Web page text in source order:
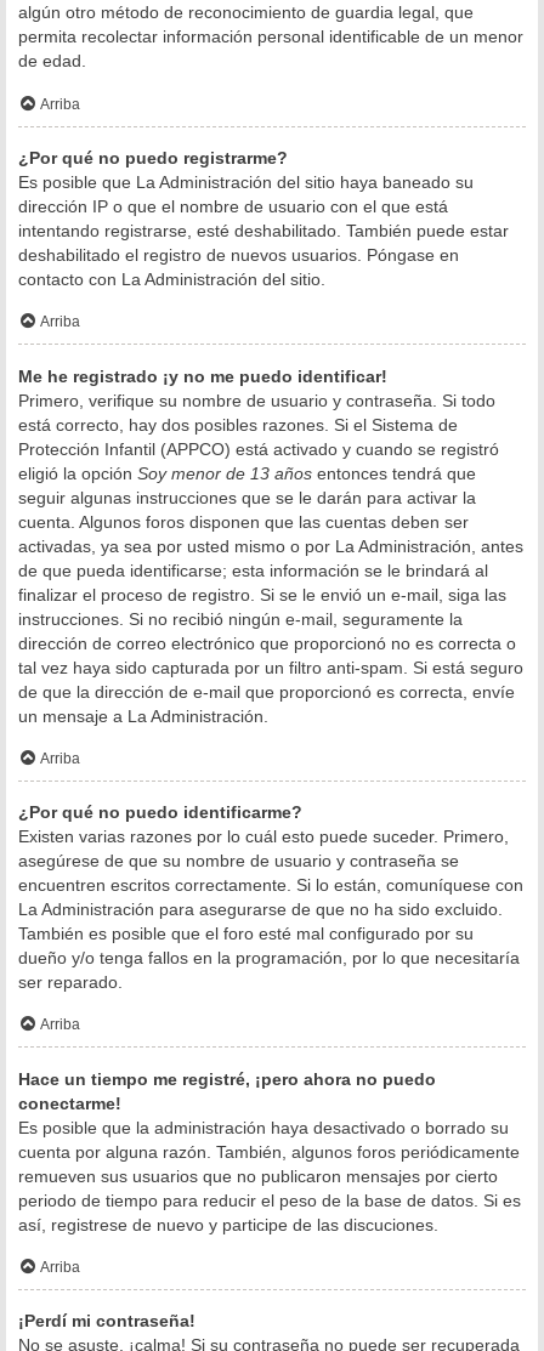
algún otro método de reconocimiento de guardia legal, que
permita recolectar información personal identificable de un menor
de edad.
Arriba
¿Por qué no puedo registrarme?
Es posible que La Administración del sitio haya baneado su
dirección IP o que el nombre de usuario con el que está
intentando registrarse, esté deshabilitado. También puede estar
deshabilitado el registro de nuevos usuarios. Póngase en
contacto con La Administración del sitio.
Arriba
Me he registrado ¡y no me puedo identificar!
Primero, verifique su nombre de usuario y contraseña. Si todo
está correcto, hay dos posibles razones. Si el Sistema de
Protección Infantil (APPCO) está activado y cuando se registró
eligió la opción Soy menor de 13 años entonces tendrá que
seguir algunas instrucciones que se le darán para activar la
cuenta. Algunos foros disponen que las cuentas deben ser
activadas, ya sea por usted mismo o por La Administración, antes
de que pueda identificarse; esta información se le brindará al
finalizar el proceso de registro. Si se le envió un e-mail, siga las
instrucciones. Si no recibió ningún e-mail, seguramente la
dirección de correo electrónico que proporcionó no es correcta o
tal vez haya sido capturada por un filtro anti-spam. Si está seguro
de que la dirección de e-mail que proporcionó es correcta, envíe
un mensaje a La Administración.
Arriba
¿Por qué no puedo identificarme?
Existen varias razones por lo cuál esto puede suceder. Primero,
asegúrese de que su nombre de usuario y contraseña se
encuentren escritos correctamente. Si lo están, comuníquese con
La Administración para asegurarse de que no ha sido excluido.
También es posible que el foro esté mal configurado por su
dueño y/o tenga fallos en la programación, por lo que necesitaría
ser reparado.
Arriba
Hace un tiempo me registré, ¡pero ahora no puedo
conectarme!
Es posible que la administración haya desactivado o borrado su
cuenta por alguna razón. También, algunos foros periódicamente
remueven sus usuarios que no publicaron mensajes por cierto
periodo de tiempo para reducir el peso de la base de datos. Si es
así, registrese de nuevo y participe de las discuciones.
Arriba
¡Perdí mi contraseña!
No se asuste, ¡calma! Si su contraseña no puede ser recuperada